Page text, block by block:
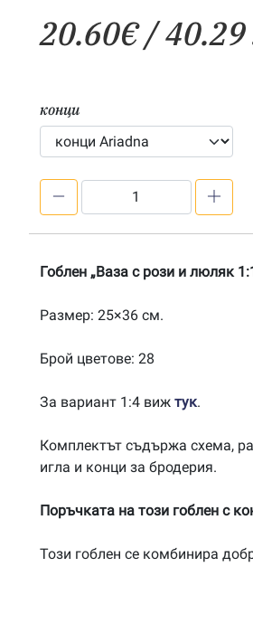
20.60€/ 40.29
конци
с
и
1:1
Гоблен „Ваза с рози и люляк
Размер: 25×36 см.
Брой цветове: 28
За вариант 1:4 виж тук.
Комплектът съдържа схема,
игла и конци за бродерия.
Поръчката на този гоблен с
Този гоблен се комбинира